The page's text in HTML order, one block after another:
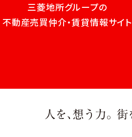
三菱地所グループの
不動産売買仲介・賃貸情報サイト